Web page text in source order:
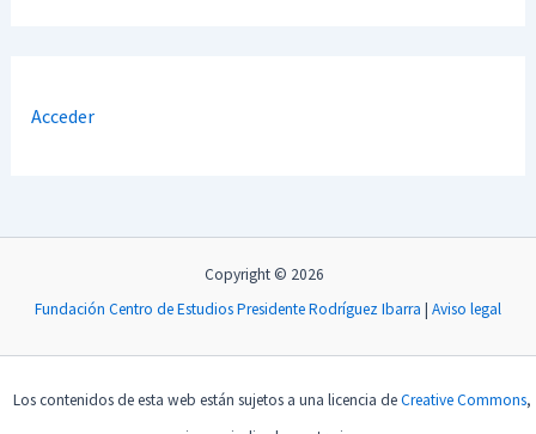
Acceder
Copyright © 2026
Fundación Centro de Estudios Presidente Rodríguez Ibarra | Aviso legal
Los contenidos de esta web están sujetos a una licencia deCreative Commons,